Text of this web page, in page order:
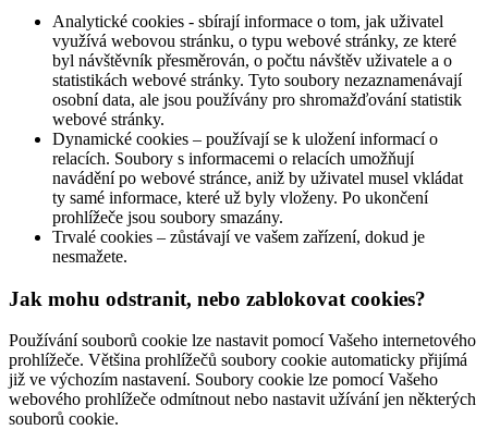
Analytické cookies - sbírají informace o tom, jak uživatel
využívá webovou stránku, o typu webové stránky, ze které
byl návštěvník přesměrován, o počtu návštěv uživatele a o
statistikách webové stránky. Tyto soubory nezaznamenávají
osobní data, ale jsou používány pro shromažďování statistik
webové stránky.
Dynamické cookies – používají se k uložení informací o
relacích. Soubory s informacemi o relacích umožňují
navádění po webové stránce, aniž by uživatel musel vkládat
ty samé informace, které už byly vloženy. Po ukončení
prohlížeče jsou soubory smazány.
Trvalé cookies – zůstávají ve vašem zařízení, dokud je
nesmažete.
Jak mohu odstranit, nebo zablokovat cookies?
Používání souborů cookie lze nastavit pomocí Vašeho internetového
prohlížeče. Většina prohlížečů soubory cookie automaticky přijímá
již ve výchozím nastavení. Soubory cookie lze pomocí Vašeho
webového prohlížeče odmítnout nebo nastavit užívání jen některých
souborů cookie.